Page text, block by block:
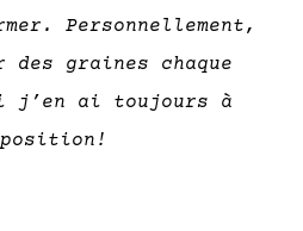
Personnellement,
graines chaque
j’en ai toujours à